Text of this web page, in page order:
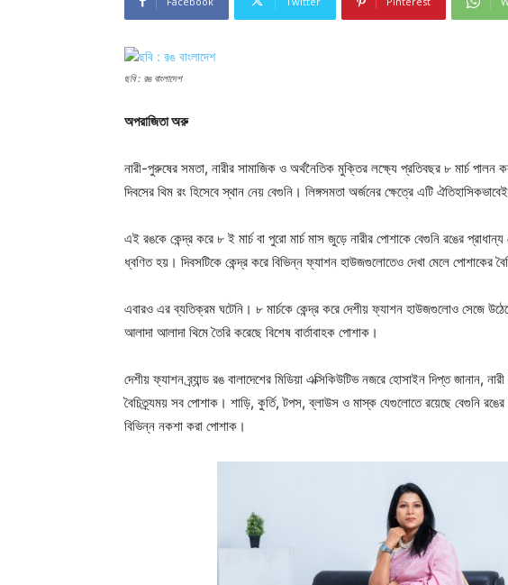
ছবি : রঙ বাংলাদেশ
অপরাজিতা অরু
নারী-পুরুষের সমতা, নারীর সামাজিক ও অর্থনৈতিক মুক্তির লক্ষ্যে প্রতিবছর ৮ মার্চ
দিবসের থিম রং হিসেবে স্থান নেয় বেগুনি। লিঙ্গসমতা অর্জনের ক্ষেত্রে এটি
এই রঙকে কেন্দ্র করে ৮ ই মার্চ বা পুরো মার্চ মাস জুড়ে নারীর পোশাকে বেগুনি রঙের
ধ্বণিত হয়। দিবসটিকে কেন্দ্র করে বিভিন্ন ফ্যাশন হাউজগুলোতেও দেখা মেলে পোশাকের
এবারও এর ব্যতিক্রম ঘটেনি। ৮ মার্চকে কেন্দ্র করে দেশীয় ফ্যাশন হাউজগুলোও সেজে
আলাদা আলাদা থিমে তৈরি করেছে বিশেষ বার্তাবাহক পোশাক।
দেশীয় ফ্যাশন ব্র্যান্ড রঙ বালাদেশের মিডিয়া এক্সিকিউটিভ নজরে হোসাইন দিপ্ত জানান,
বৈচিত্র্যময় সব পোশাক। শাড়ি, কুর্তি, টপস, ব্লাউস ও মাস্ক যেগুলোতে রয়েছে বেগুনি
বিভিন্ন নকশা করা পোশাক।